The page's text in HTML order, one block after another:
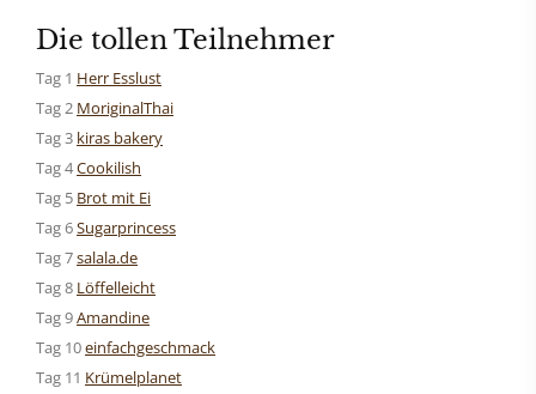
Die tollen Teilnehmer
Tag 1 Herr Esslust
Tag 2 MoriginalThai
Tag 3 kiras bakery
Tag 4Cookilish
Tag 5 Brot mit Ei
Tag 6Sugarprincess
Tag 7salala.de
Tag 8 Löffelleicht
Tag 9Amandine
Tag 10einfachgeschmack
Tag 11 Krümelplanet